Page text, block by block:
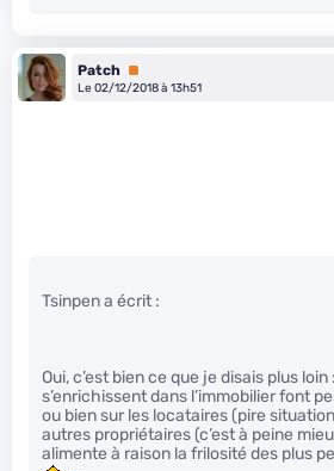
Patch Premium
Le 02/12/2018 à 13h51
Tsinpen a écrit :
Oui, c’est bien ce que je disais plus
s’enrichissent dans l’immobilier font
ou bien sur les locataires (pire
autres propriétaires (c’est à peine
alimente à raison la frilosité des plus